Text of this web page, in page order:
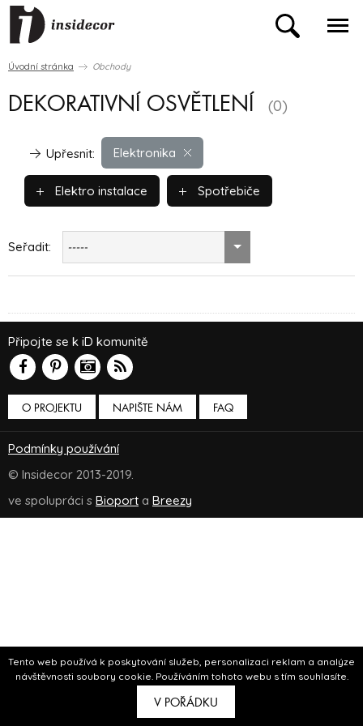
Tento web používá k poskytování služeb, personalizaci reklam a analýze
návštěvnosti soubory cookie. Používáním tohoto webu s tím souhlasíte.
V POŘÁDKU
Úvodní stránka Obchody
DEKORATIVNÍ OSVĚTLENÍ (0)
Elektronika
Upřesnit:
Elektro instalace Spotřebiče
Seřadit: -----
O PROJEKTU NAPIŠTE NÁM
Připojte se k iD komunitě
FAQ
Podmínky používání
© Insidecor 2013-2019.
ve spolupráci s Bioport a Breezy